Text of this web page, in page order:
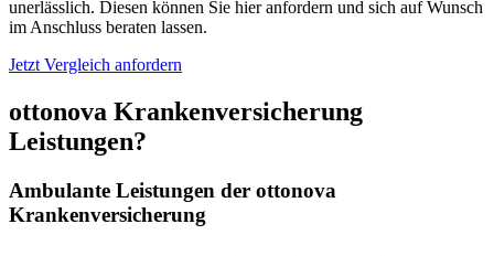
unerlässlich. Diesen können Sie hier anfordern und sich auf Wunsch
im Anschluss beraten lassen.
Jetzt Vergleich anfordern
ottonova Krankenversicherung
Leistungen?
Ambulante Leistungen der ottonova
Krankenversicherung